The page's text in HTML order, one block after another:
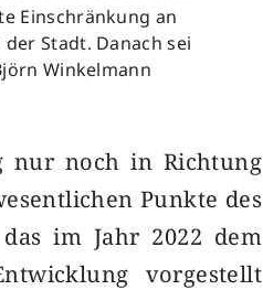
Einschränkung an
Stadt. Danach sei
Winkelmann
nur noch in Richtung
Punkte des
im Jahr 2022 dem
vorgestellt